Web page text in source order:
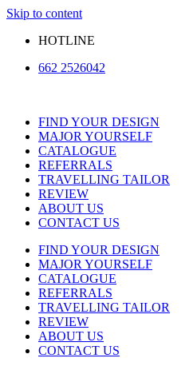
Skip to content
HOTLINE
662 2526042
FIND YOUR DESIGN
MAJOR YOURSELF
CATALOGUE
REFERRALS
TRAVELLING TAILOR
REVIEW
ABOUT US
CONTACT US
FIND YOUR DESIGN
MAJOR YOURSELF
CATALOGUE
REFERRALS
TRAVELLING TAILOR
REVIEW
ABOUT US
CONTACT US